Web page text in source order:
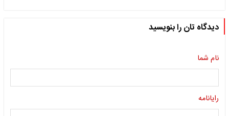
دیدگاه تان را بنویسید
نام شما
رایانامه